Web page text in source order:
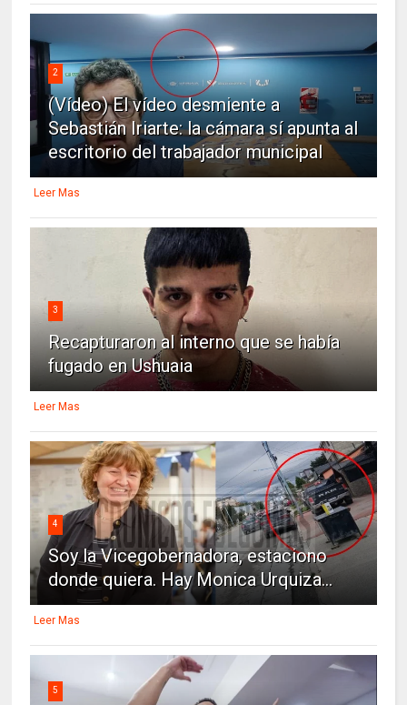
2
(Vídeo) El vídeo desmiente a
Sebastián Iriarte: la cámara sí apunta al
escritorio del trabajador municipal
Leer Mas
3
Recapturaron al interno que se había
fugado en Ushuaia
Leer Mas
4
Soy la Vicegobernadora, estaciono
donde quiera. Hay Monica Urquiza...
Leer Mas
5